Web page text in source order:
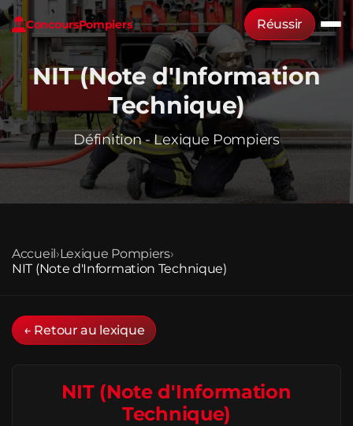
ConcoursPompiers Réussir
NIT (Note d'Information
Technique)
Définition - Lexique Pompiers
Accueil›Lexique Pompiers›
NIT (Note d'Information Technique)
← Retour au lexique
NIT (Note d'Information
Technique)